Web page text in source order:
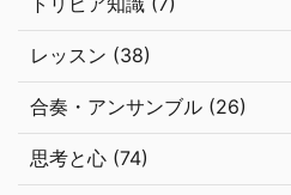
レッスン (38)
合奏・アンサンブル (26)
思考と心 (74)